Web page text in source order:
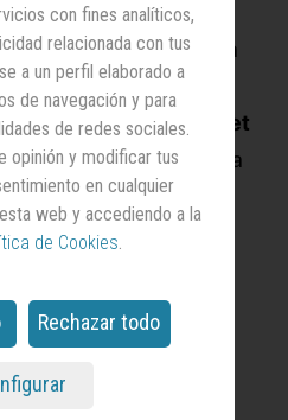
desarrollado
para PepsiCo. Esta
de resumir la
estrenarLay’s Gourmet
tiene el sello de una
PS21. Con esta
se expandirá
europeos, se
de la marca.
con fines analíticos,
relacionada con tus
a un perfil elaborado a
de navegación y para
de redes sociales.
opinión y modificar tus
en cualquier
web y accediendo a la
de Cookies
Rechazar todo